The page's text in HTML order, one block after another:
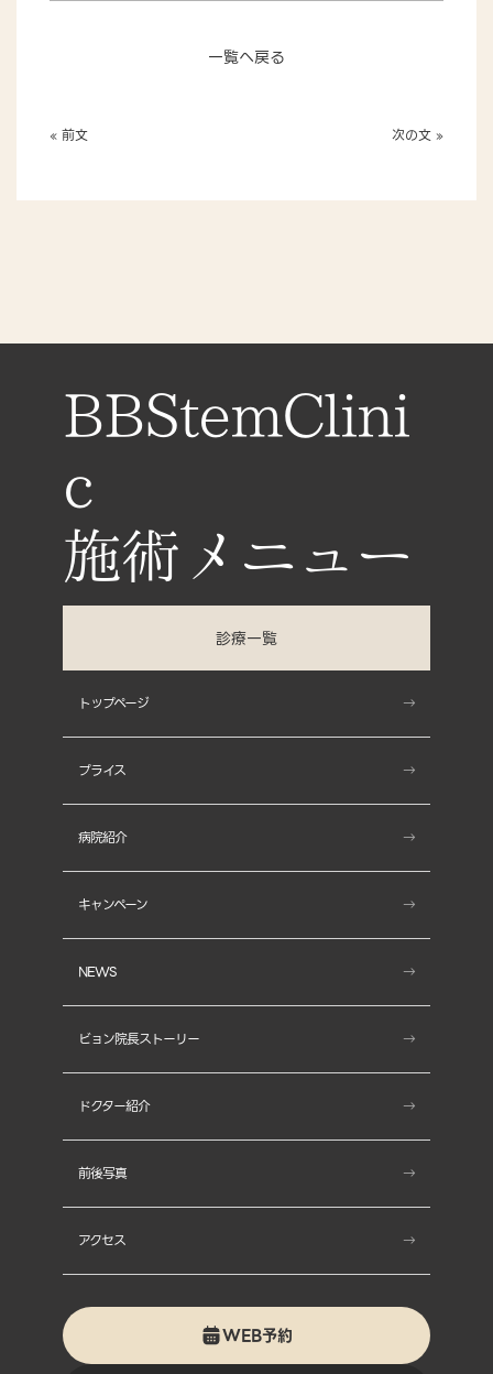
一覧へ戻る
« 前文 次の文 »
BBStemClini
c
診療一覧
- ヒアルロン酸注入
- ポラージェン
- テンサーマ
- ミントリフト
- ジェントルマックスプロ
- シルクウェーブ
トップページ
プライス
病院紹介
キャンペーン
NEWS
ビョン院長ストーリー
ドクター紹介
前後写真
アクセス
WEB予約